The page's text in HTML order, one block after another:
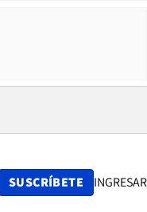
SUSCRÍBETE INGRESAR